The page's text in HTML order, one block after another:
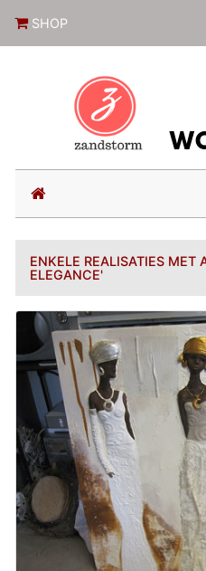
SHOP
(current)
ENKELE REALISATIES MET
ELEGANCE'